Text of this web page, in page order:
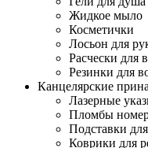
Жидкое мыло
Косметички
Лосьон для
Расчески для
Резинки для
Канцелярские
Лазерные
Пломбы
Подставки
Коврики для